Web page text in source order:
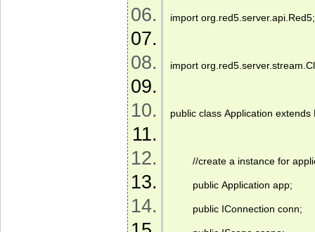
import
import
public class Application
//create a instance for
public Application app;
public IConnection conn;